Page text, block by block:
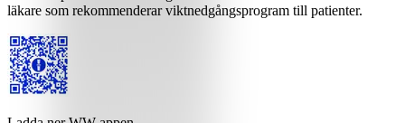
läkare som rekommenderar viktnedgångsprogram till patienter.